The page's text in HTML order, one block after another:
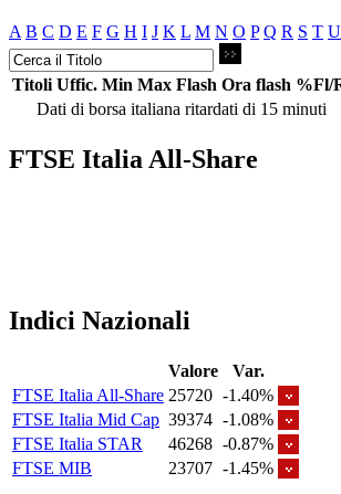
A B C D E F G H I J K L M N O P Q R S T U
Titoli Uffic. Min Max Flash Ora flash %Fl/
Dati di borsa italiana ritardati di 15 minuti
FTSE Italia All-Share
Indici Nazionali
Valore
Var.
FTSE Italia All-Share 25720 -1.40%
FTSE Italia Mid Cap 39374 -1.08%
FTSE Italia STAR
46268 -0.87%
FTSE MIB
23707 -1.45%